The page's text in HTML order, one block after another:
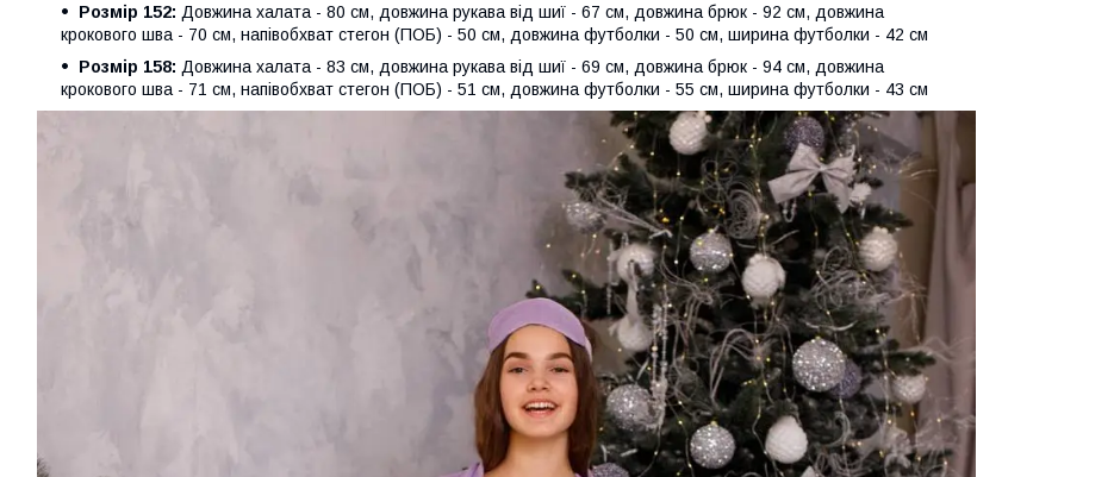
Розмір 152: Довжина халата - 80 см, довжина рукава від шиї - 67 см, довжина брюк - 92 см, довжина
крокового шва - 70 см, напівобхват стегон (ПОБ) - 50 см, довжина футболки - 50 см, ширина футболки - 42 см
Розмір 158: Довжина халата - 83 см, довжина рукава від шиї - 69 см, довжина брюк - 94 см, довжина
крокового шва - 71 см, напівобхват стегон (ПОБ) - 51 см, довжина футболки - 55 см, ширина футболки - 43 см